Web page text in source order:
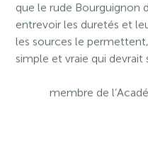
que le rude Bourguignon
entrevoir les duretés et
les sources le
simple et vraie qui devrait
membre de